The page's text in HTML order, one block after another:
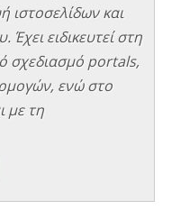
ιστοσελίδων και
Έχει ειδικευτεί στη
σχεδιασμό portals,
ενώ στο
με τη